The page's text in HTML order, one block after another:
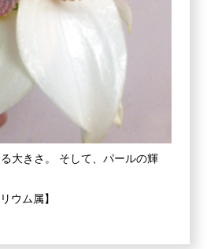
大きさ。 そして、パールの輝
ウム属】